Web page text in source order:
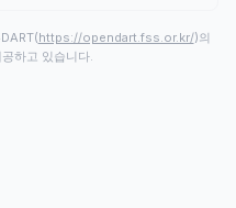
https://opendart.fss.or.kr/)의
하고 있습니다.